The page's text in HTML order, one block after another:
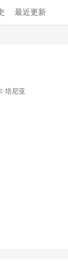
最近更新
培尼亚